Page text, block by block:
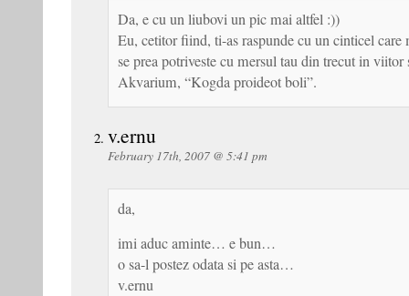
Da, e cu un liubovi un pic mai altfel :))
Eu, cetitor fiind, ti-as raspunde cu un cinticel care
se prea potriveste cu mersul tau din trecut in viitor
Akvarium, “Kogda proideot boli”.
v.ernu
February 17th, 2007 @ 5:41 pm
da,
imi aduc aminte… e bun…
o sa-l postez odata si pe asta…
v.ernu